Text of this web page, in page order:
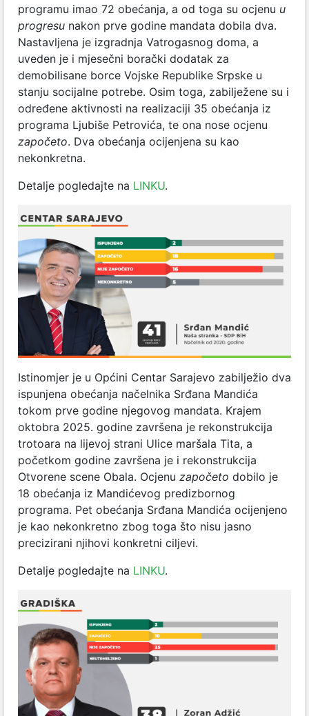
programu imao 72 obećanja, a od toga su ocjenu u
progresu nakon prve godine mandata dobila dva.
Nastavljena je izgradnja Vatrogasnog doma, a
uveden je i mjesečni borački dodatak za
demobilisane borce Vojske Republike Srpske u
stanju socijalne potrebe. Osim toga, zabilježene su i
određene aktivnosti na realizaciji 35 obećanja iz
programa Ljubiše Petrovića, te ona nose ocjenu
započeto. Dva obećanja ocijenjena su kao
nekonkretna.
Detalje pogledajte na LINKU.
Istinomjer je u Općini Centar Sarajevo zabilježio dva
ispunjena obećanja načelnika Srđana Mandića
tokom prve godine njegovog mandata. Krajem
oktobra 2025. godine završena je rekonstrukcija
trotoara na lijevoj strani Ulice maršala Tita, a
početkom godine završena je i rekonstrukcija
Otvorene scene Obala. Ocjenu započeto dobilo je
18 obećanja iz Mandićevog predizbornog
programa. Pet obećanja Srđana Mandića ocijenjeno
je kao nekonkretno zbog toga što nisu jasno
precizirani njihovi konkretni ciljevi.
Detalje pogledajte na LINKU.